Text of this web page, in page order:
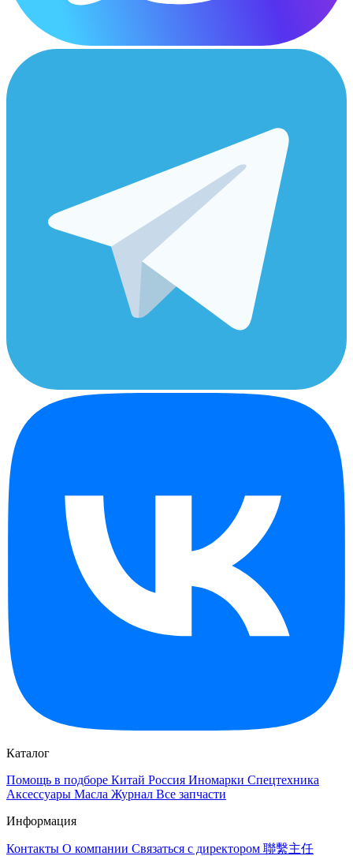
Каталог
Помощь в подборе Китай Россия Иномарки Спецтехника
Аксессуары Масла Журнал Все запчасти
Информация
Контакты О компании Связаться с директором 聯繫主任